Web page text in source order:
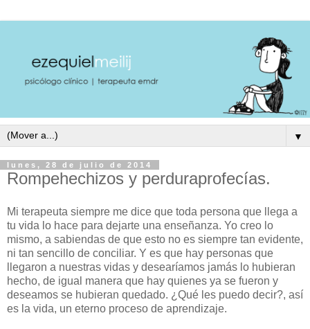
▼
lunes, 28 de julio de 2014
Rompehechizos y perduraprofecías.
Mi terapeuta siempre me dice que toda persona que llega a
tu vida lo hace para dejarte una enseñanza. Yo creo lo
mismo, a sabiendas de que esto no es siempre tan evidente,
ni tan sencillo de conciliar. Y es que hay personas que
llegaron a nuestras vidas y desearíamos jamás lo hubieran
hecho, de igual manera que hay quienes ya se fueron y
deseamos se hubieran quedado. ¿Qué les puedo decir?, así
es la vida, un eterno proceso de aprendizaje.